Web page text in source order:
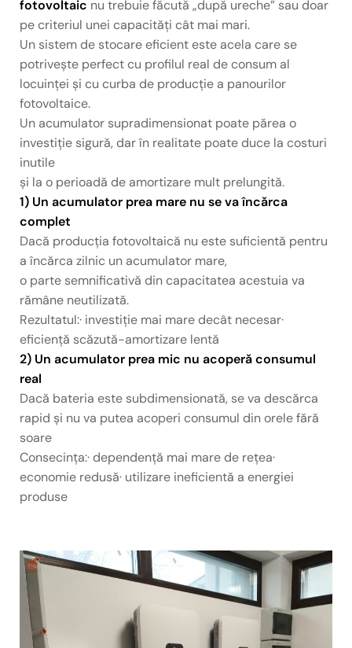
fotovoltaic nu trebuie făcută „după ureche” sau doar
pe criteriul unei capacități cât mai mari.
Un sistem de stocare eficient este acela care se
potrivește perfect cu profilul real de consum al
locuinței și cu curba de producție a panourilor
fotovoltaice.
Un acumulator supradimensionat poate părea o
investiție sigură, dar în realitate poate duce la costuri
inutile
și la o perioadă de amortizare mult prelungită.
1) Un acumulator prea mare nu se va încărca
complet
Dacă producția fotovoltaică nu este suficientă pentru
a încărca zilnic un acumulator mare,
o parte semnificativă din capacitatea acestuia va
rămâne neutilizată.
Rezultatul:· investiție mai mare decât necesar·
eficiență scăzută-amortizare lentă
2) Un acumulator prea mic nu acoperă consumul
real
Dacă bateria este subdimensionată, se va descărca
rapid și nu va putea acoperi consumul din orele fără
soare
Consecința:· dependență mai mare de rețea·
economie redusă· utilizare ineficientă a energiei
produse